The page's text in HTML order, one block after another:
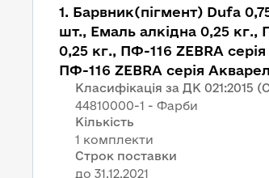
1. Барвник(пігмент) Dufa
шт., Емаль алкідна 0,25 кг.,
0,25 кг., ПФ-116 ZEBRA
ПФ-116 ZEBRA серія
Класифікація за ДК 021:2015
44810000-1 - Фарби
Кількість
1 комплекти
Строк поставки